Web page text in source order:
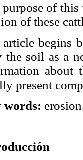
purpose of
of these
article begins
the soil as a
about
present
words: